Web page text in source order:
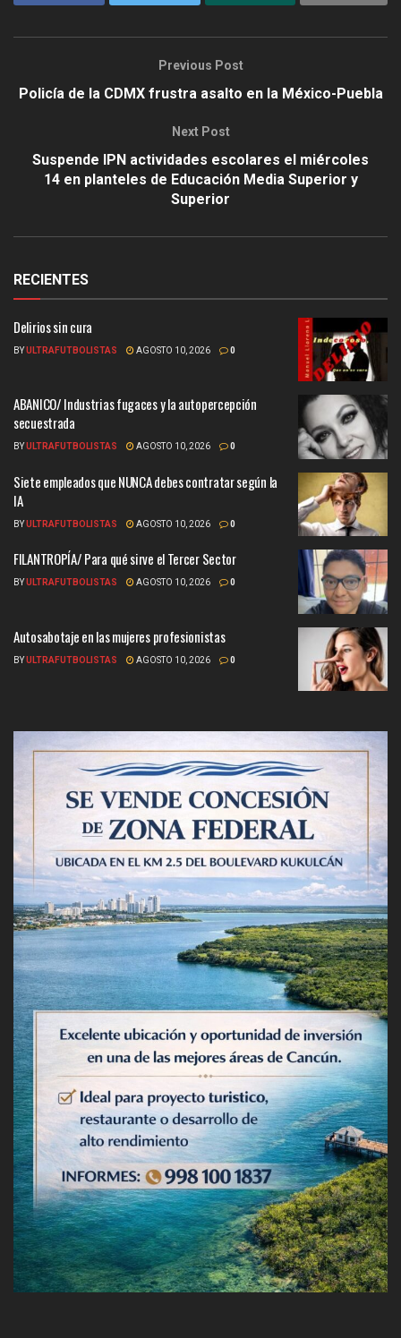
Previous Post
Policía de la CDMX frustra asalto en la México-Puebla
Next Post
Suspende IPN actividades escolares el miércoles
14 en planteles de Educación Media Superior y
Superior
RECIENTES
Delirios sin cura
BYULTRAFUTBOLISTAS AGOSTO 10, 2026 0
ABANICO/ Industrias fugaces y la autopercepción
secuestrada
BYULTRAFUTBOLISTAS AGOSTO 10, 2026 0
Siete empleados que NUNCA debes contratar según la
IA
BYULTRAFUTBOLISTAS AGOSTO 10, 2026 0
FILANTROPÍA/ Para qué sirve el Tercer Sector
BYULTRAFUTBOLISTAS AGOSTO 10, 2026 0
Autosabotaje en las mujeres profesionistas
BYULTRAFUTBOLISTAS AGOSTO 10, 2026 0